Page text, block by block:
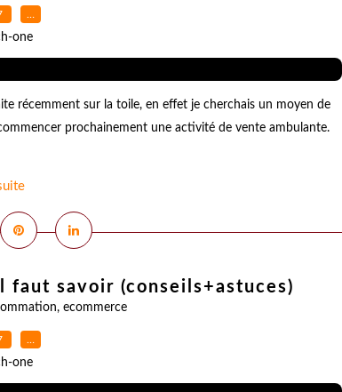
…
one
récemment sur la toile, en effet je cherchais un moyen de
prochainement une activité de vente ambulante.
savoir (conseils+astuces)
, ecommerce
…
one